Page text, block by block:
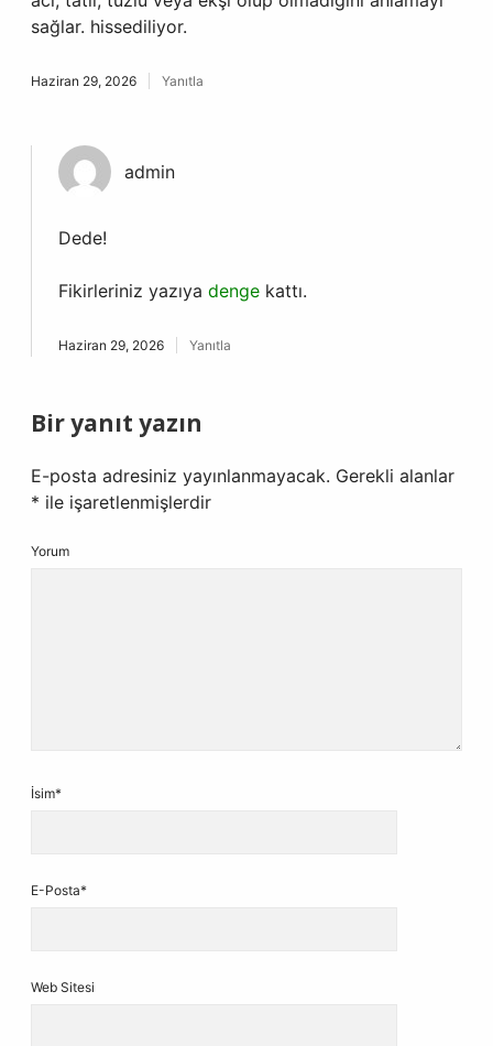
sağlar. hissediliyor.
Haziran 29, 2026 Yanıtla
admin
Dede!
Fikirleriniz yazıya denge kattı.
Haziran 29, 2026 Yanıtla
Bir yanıt yazın
E-posta adresiniz yayınlanmayacak. Gerekli alanlar
* ile işaretlenmişlerdir
Yorum
İsim*
E-Posta*
Web Sitesi